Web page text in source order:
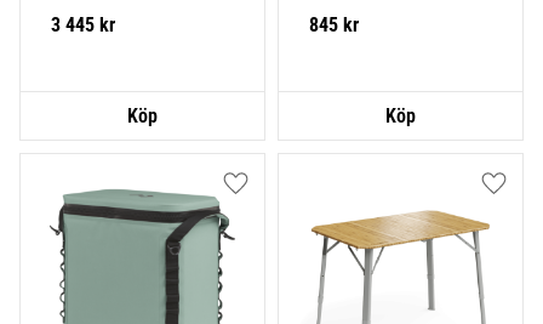
3 445 kr 845 kr
Lägg till i favoriter Lägg